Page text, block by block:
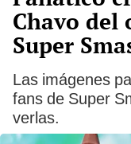
Chavo del
Super
Las imágenes
fans de Super
verlas.